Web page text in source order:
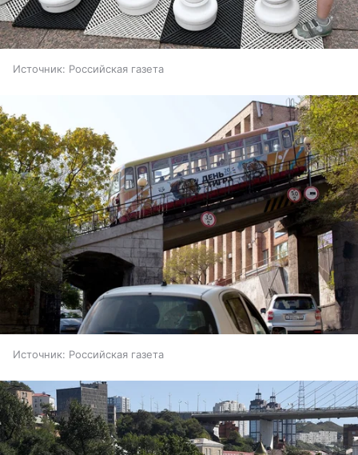
Источник: Российская газета
Источник: Российская газета